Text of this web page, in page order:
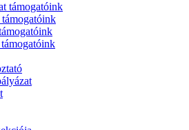
támogatóink